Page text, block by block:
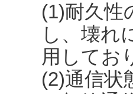
(1)耐久性
し、壊れ
用してお
(2)通信状